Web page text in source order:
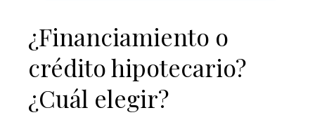
¿Financiamiento o
crédito hipotecario?
¿Cuál elegir?